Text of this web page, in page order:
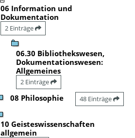
06 Information und
Dokumentation
2 Einträge
06.30 Bibliothekswesen,
Dokumentationswesen:
Allgemeines
2 Einträge
08 Philosophie 48 Einträge
10 Geisteswissenschaften
allgemein